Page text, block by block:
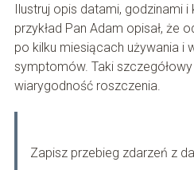
Ilustruj opis datami, godzinami
przykład Pan Adam opisał, że
po kilku miesiącach używania i
symptomów. Taki
wiarygodność roszczenia.
Zapisz przebieg zdarzeń z